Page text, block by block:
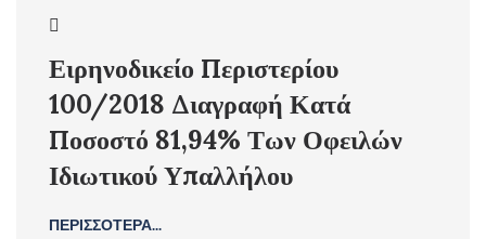
Ειρηνοδικείο Περιστερίου
100/2018 Διαγραφή Κατά
Ποσοστό 81,94% Των Οφειλών
Ιδιωτικού Υπαλλήλου
ΠΕΡΙΣΣΟΤΕΡΑ...